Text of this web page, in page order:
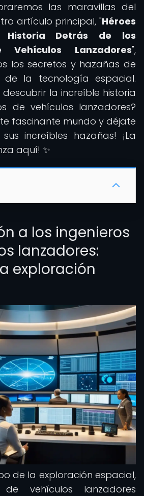
las maravillas del
artículo principal, "Héroes
Historia Detrás de los
Vehículos Lanzadores",
los secretos y hazañas de
de la tecnología espacial.
la increíble historia
de vehículos lanzadores?
fascinante mundo y déjate
increíbles hazañas! ¡La
aquí! ✨
a los ingenieros
lanzadores:
exploración
de la exploración espacial,
vehículos lanzadores